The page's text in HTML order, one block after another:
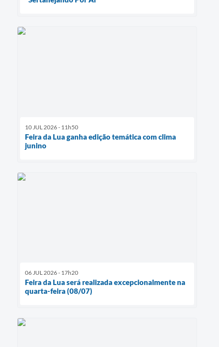
10 JUL 2026 - 11h50
Feira da Lua ganha edição temática com clima
junino
06 JUL 2026 - 17h20
Feira da Lua será realizada excepcionalmente na
quarta-feira (08/07)